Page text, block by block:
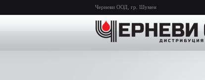
Черневи ООД, гр. Шумен